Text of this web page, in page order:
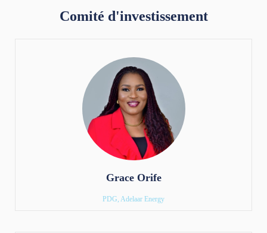
Comité d'investissement
Grace Orife
PDG, Adelaar Energy